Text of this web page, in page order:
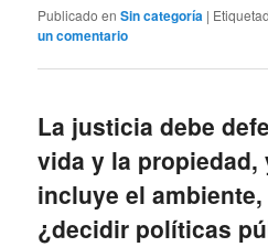
Publicado en Sin categoría |
un comentario
La justicia debe
vida y la propiedad,
incluye el
¿decidir políticas